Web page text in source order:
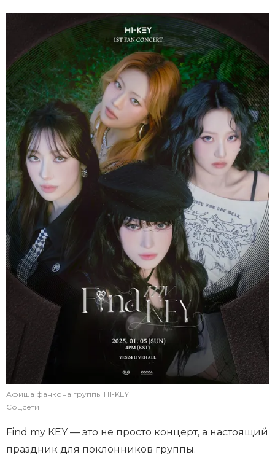
Афиша фанкона группы H1-KEY
Соцсети
Find my KEY — это не просто концерт, а настоящий
праздник для поклонников группы.